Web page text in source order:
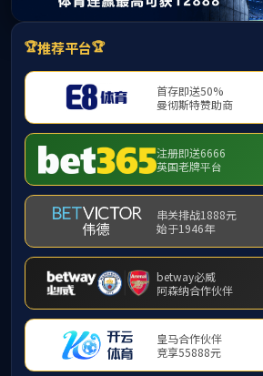
提示：访问地址无效，allen-bradley-1391-
首页 关闭此